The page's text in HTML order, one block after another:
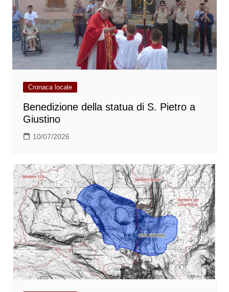
Cronaca locale
Benedizione della statua di S. Pietro a
Giustino
10/07/2026